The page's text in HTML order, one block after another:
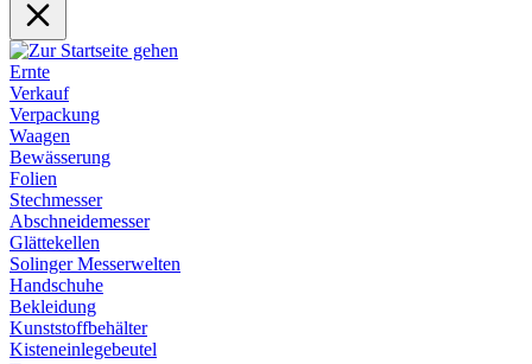
Ernte
Verkauf
Verpackung
Waagen
Bewässerung
Folien
Stechmesser
Abschneidemesser
Glättekellen
Solinger Messerwelten
Handschuhe
Bekleidung
Kunststoffbehälter
Kisteneinlegebeutel